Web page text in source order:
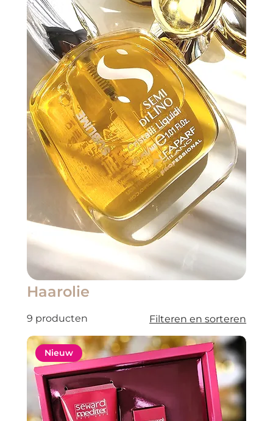
Haarolie
9 producten Filteren en sorteren
Nieuw